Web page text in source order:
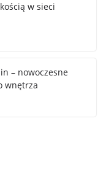
w sieci
– nowoczesne
wnętrza